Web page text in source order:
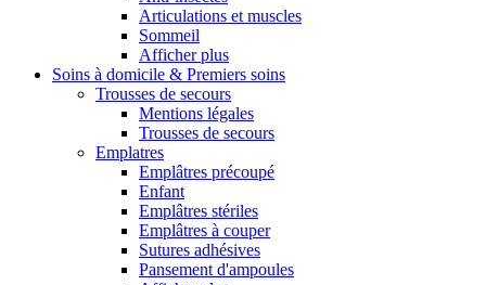
Articulations et muscles
Sommeil
Afficher plus
Soins à domicile & Premiers soins
Trousses de secours
Mentions légales
Trousses de secours
Emplatres
Emplâtres précoupé
Enfant
Emplâtres stériles
Emplâtres à couper
Sutures adhésives
Pansement d'ampoules